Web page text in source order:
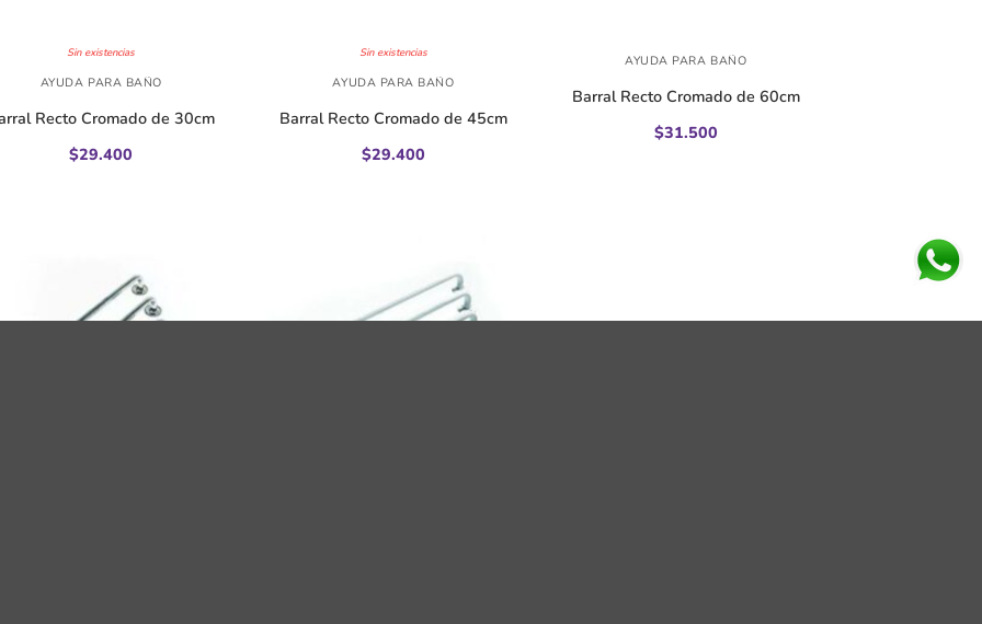
Sin existencias
AYUDA PARA BAÑO
Recto Cromado de 30cm
$29.400
Sin existencias
AYUDA PARA BAÑO
Barral Recto Cromado de 45cm
$29.400
AYUDA PARA BAÑO
Barral Recto Cromado de 60cm
$31.500